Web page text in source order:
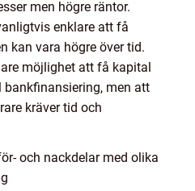
men högre räntor.
enklare att få
kan vara högre över tid.
möjlighet att få kapital
men att
kräver tid och
och nackdelar med olika